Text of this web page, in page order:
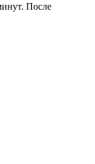
После